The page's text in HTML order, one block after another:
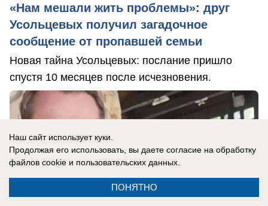
«Нам мешали жить проблемы»: друг
Усольцевых получил загадочное
сообщение от пропавшей семьи
Новая тайна Усольцевых: послание пришло
спустя 10 месяцев после исчезновения.
Наш сайт использует куки.
Продолжая его использовать, вы даете согласие на обработку
файлов cookie и пользовательских данных.
ПОНЯТНО